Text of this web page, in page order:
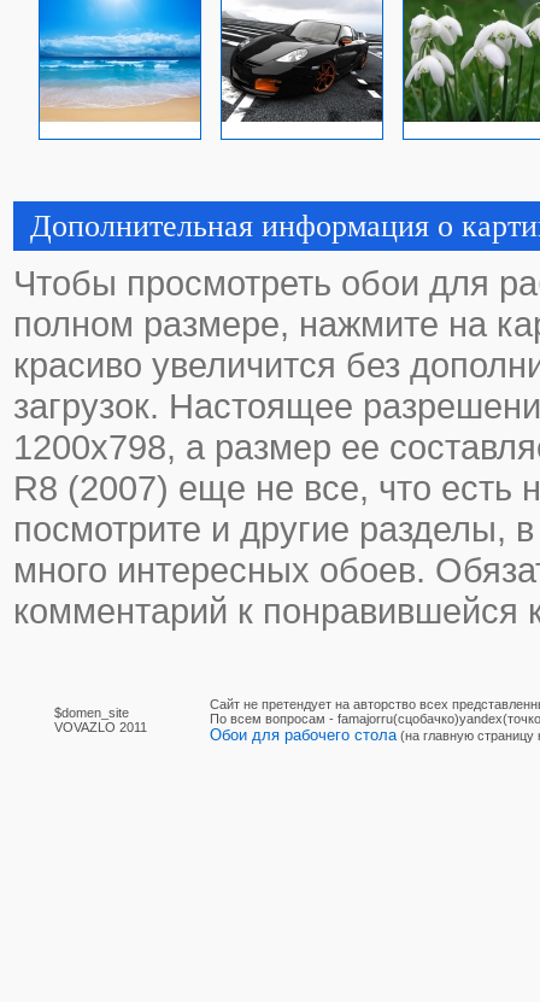
Дополнительная информация о
Чтобы просмотреть обои для
полном размере, нажмите на
красиво увеличится без
загрузок. Настоящее
1200х798, а размер ее
R8 (2007) еще не все, что есть
посмотрите и другие разделы,
много интересных обоев.
комментарий к понравившейся
$domen_site
VOVAZLO 2011
Сайт не претендует на авторство всех
По вcем вопросам -
Обои для рабочего стола (на главную страницу